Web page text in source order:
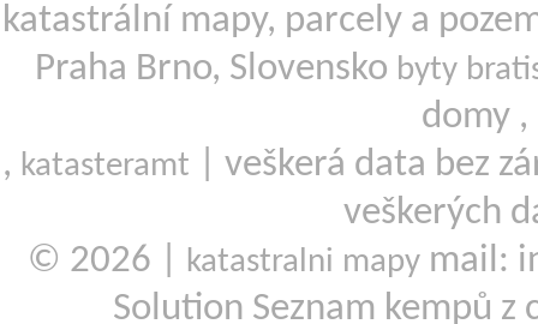
katastrální mapy, parcely a
Praha Brno, Slovensko byty
domy ,
, katasteramt
| veškerá data bez
veškerých
© 2026 |
katastralni mapy mail:
Solution Seznam kempů z